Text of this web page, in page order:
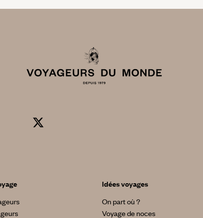
Idées voyages
On part où ?
Voyage de noces